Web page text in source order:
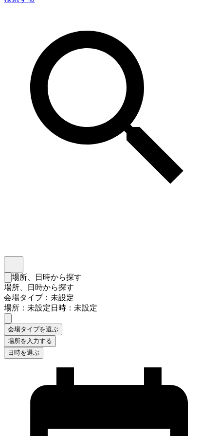
検索フォームを閉じる
場所、日時から探す
場所、日時から探す
会場タイプ：未設定
場所：未設定日時：未設定
会場タイプを選ぶ
場所を入力する
日時を選ぶ